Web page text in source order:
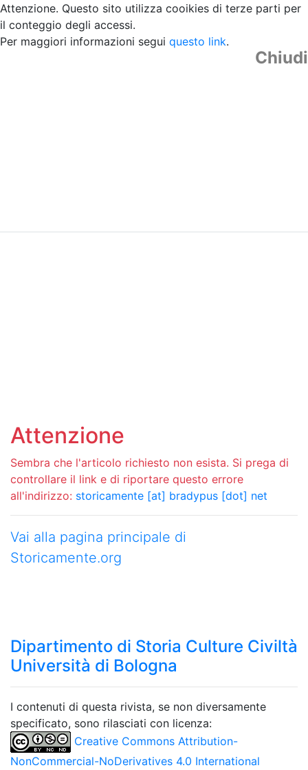
Attenzione. Questo sito utilizza cooikies di terze parti per
il conteggio degli accessi.
Per maggiori informazioni segui questo link.
Chiudi
Attenzione
Sembra che l'articolo richiesto non esista. Si prega di
controllare il link e di riportare questo errore
all'indirizzo: storicamente [at] bradypus [dot] net
Vai alla pagina principale di
Storicamente.org
Dipartimento di Storia Culture Civiltà
Università di Bologna
I contenuti di questa rivista, se non diversamente
specificato, sono rilasciati con licenza:
Creative Commons Attribution-
NonCommercial-NoDerivatives 4.0 International